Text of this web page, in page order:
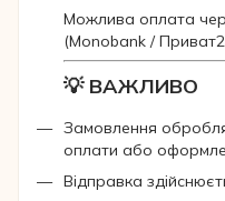
Можлива оплата
(Monobank /
💡 ВАЖЛИВО
Замовлення
оплати або
Відправка